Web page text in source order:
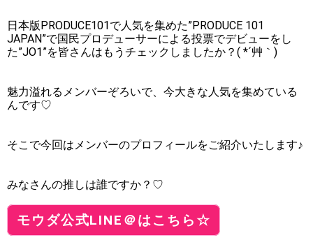
日本版PRODUCE101で人気を集めた”PRODUCE 101
JAPAN”で国民プロデューサーによる投票でデビューをし
た”JO1”を皆さんはもうチェックしましたか？( *´艸｀)
魅力溢れるメンバーぞろいで、今大きな人気を集めている
んです♡
そこで今回はメンバーのプロフィールをご紹介いたします♪
みなさんの推しは誰ですか？♡
モウダ公式LINE＠はこちら☆